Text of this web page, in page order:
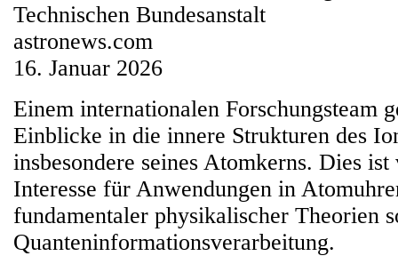
Technischen Bundesanstalt
astronews.com
16. Januar 2026
Einem internationalen Forschungsteam
Einblicke in die innere Strukturen des
insbesondere seines Atomkerns. Dies ist
Interesse für Anwendungen in
fundamentaler physikalischer Theorien
Quanteninformationsverarbeitung.